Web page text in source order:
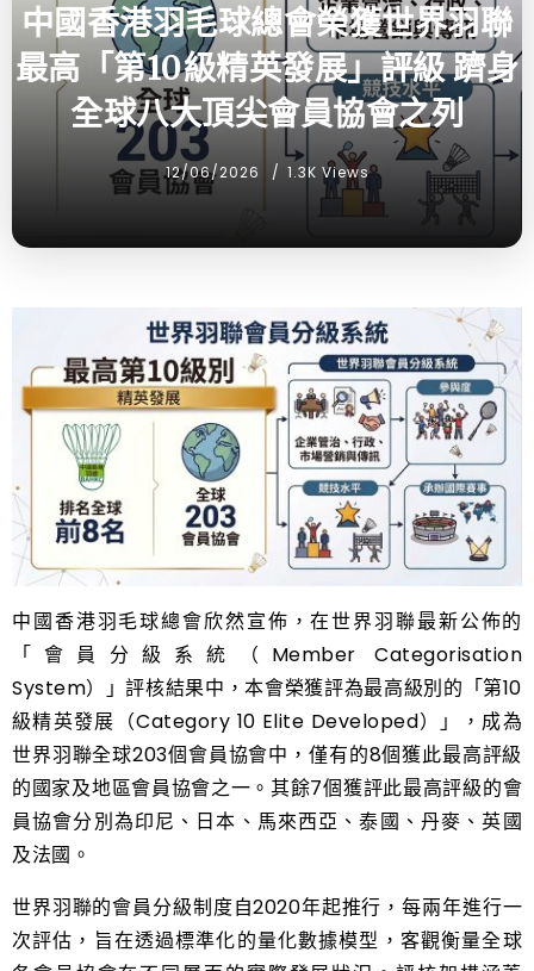
中國香港羽毛球總會榮獲世界羽聯
最高「第10級精英發展」評級 躋身
全球八大頂尖會員協會之列
12/06/2026 1.3K Views
中國香港羽毛球總會欣然宣佈，在世界羽聯最新公佈的
「會員分級系統（Member Categorisation
System）」評核結果中，本會榮獲評為最高級別的「第10
級精英發展（Category 10 Elite Developed）」，成為
世界羽聯全球203個會員協會中，僅有的8個獲此最高評級
的國家及地區會員協會之一。其餘7個獲評此最高評級的會
員協會分別為印尼、日本、馬來西亞、泰國、丹麥、英國
及法國。
世界羽聯的會員分級制度自2020年起推行，每兩年進行一
次評估，旨在透過標準化的量化數據模型，客觀衡量全球